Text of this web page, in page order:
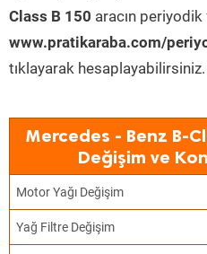
Class B 150 aracın periyodik
www.pratikaraba.com/
tıklayarak hesaplayabilirsiniz.
Mercedes - Benz B-
Değişim ve
Motor Yağı Değişim
Yağ Filtre Değişim